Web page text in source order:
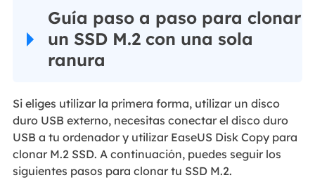
Guía paso a paso para clonar
un SSD M.2 con una sola
ranura
Si eliges utilizar la primera forma, utilizar un disco
duro USB externo, necesitas conectar el disco duro
USB a tu ordenador y utilizar EaseUS Disk Copy para
clonar M.2 SSD. A continuación, puedes seguir los
siguientes pasos para clonar tu SSD M.2.